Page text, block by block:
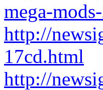
mega-
http://
17cd.html
http://